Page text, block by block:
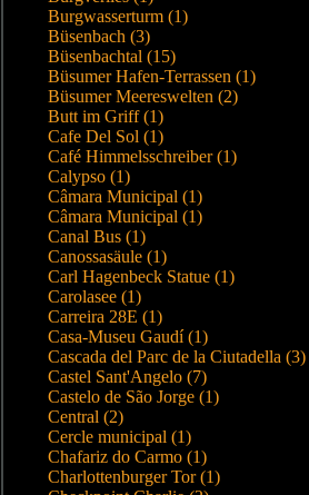
Burgwasserturm (1)
Büsenbach (3)
Büsenbachtal (15)
Büsumer Hafen-Terrassen (1)
Büsumer Meereswelten (2)
Butt im Griff (1)
Cafe Del Sol (1)
Café Himmelsschreiber (1)
Calypso (1)
Câmara Municipal (1)
Câmara Municipal (1)
Canal Bus (1)
Canossasäule (1)
Carl Hagenbeck Statue (1)
Carolasee (1)
Carreira 28E (1)
Casa-Museu Gaudí (1)
Cascada del Parc de la Ciutadella (3)
Castel Sant'Angelo (7)
Castelo de São Jorge (1)
Central (2)
Cercle municipal (1)
Chafariz do Carmo (1)
Charlottenburger Tor (1)